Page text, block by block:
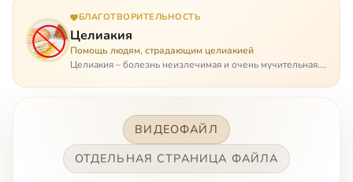
БЛАГОТВОРИТЕЛЬНОСТЬ
Целиакия
Помощь людям, страдающим целиакией
Целиакия – болезнь неизлечимая и очень мучительная.
целиакией страдает в одиночестве, не представляя
ВИДЕОФАЙЛ
ОТДЕЛЬНАЯ СТРАНИЦА ФАЙЛА